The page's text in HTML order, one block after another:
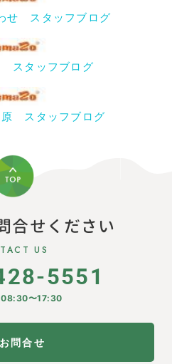
せ スタッフブログ
スタッフブログ
原 スタッフブログ
合せください
US
5551
08:30〜17:30
お問合せ